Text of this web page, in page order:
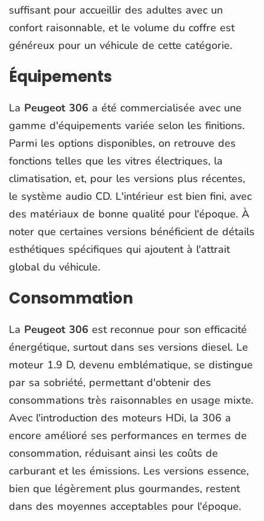
suffisant pour accueillir des adultes avec un
confort raisonnable, et le volume du coffre est
généreux pour un véhicule de cette catégorie.
Équipements
La Peugeot 306 a été commercialisée avec une
gamme d'équipements variée selon les finitions.
Parmi les options disponibles, on retrouve des
fonctions telles que les vitres électriques, la
climatisation, et, pour les versions plus récentes,
le système audio CD. L'intérieur est bien fini, avec
des matériaux de bonne qualité pour l'époque. À
noter que certaines versions bénéficient de détails
esthétiques spécifiques qui ajoutent à l'attrait
global du véhicule.
Consommation
La Peugeot 306 est reconnue pour son efficacité
énergétique, surtout dans ses versions diesel. Le
moteur 1.9 D, devenu emblématique, se distingue
par sa sobriété, permettant d'obtenir des
consommations très raisonnables en usage mixte.
Avec l'introduction des moteurs HDi, la 306 a
encore amélioré ses performances en termes de
consommation, réduisant ainsi les coûts de
carburant et les émissions. Les versions essence,
bien que légèrement plus gourmandes, restent
dans des moyennes acceptables pour l'époque.